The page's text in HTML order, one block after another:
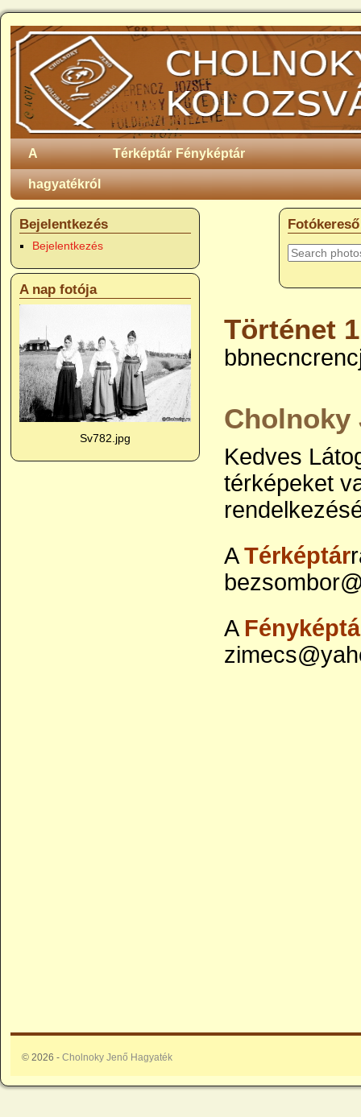
A
hagyatékról
Térképtár Fényképtár
Fotókereső
Történet 1
Cholnoky
Kedves
térképeket
ATérképtár
A
Bejelentkezés
Bejelentkezés
A nap fotója
Sv782.jpg
© 2026 - Cholnoky Jenő Hagyaték